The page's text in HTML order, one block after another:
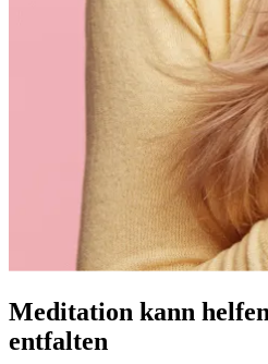
Meditation kann
entfalten